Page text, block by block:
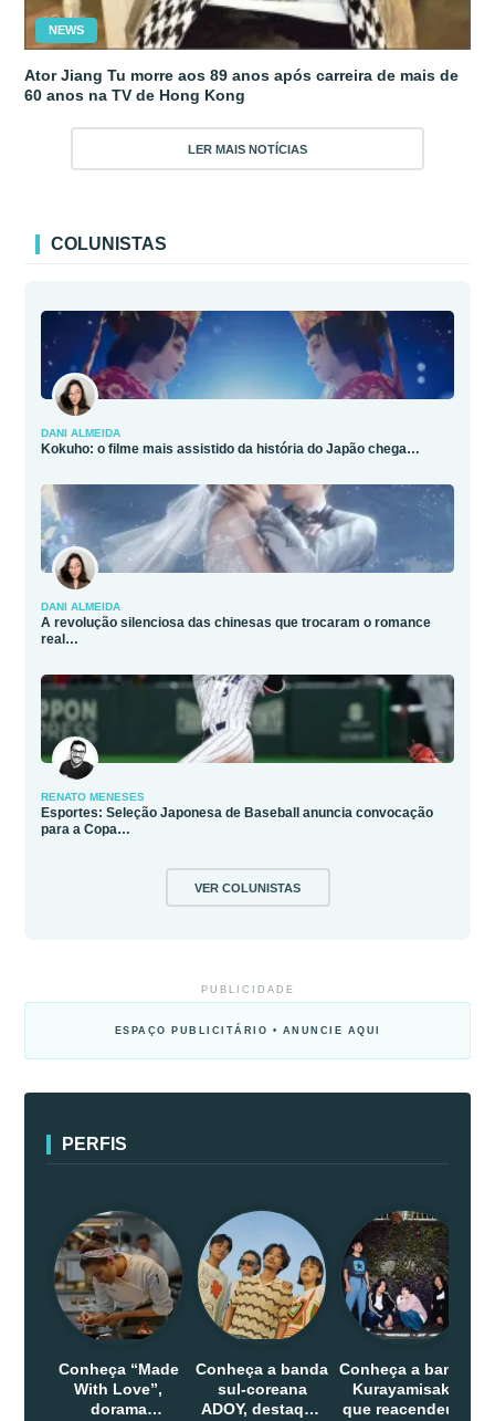
NEWS
Ator Jiang Tu morre aos 89 anos após carreira de mais de
60 anos na TV de Hong Kong
LER MAIS NOTÍCIAS
COLUNISTAS
DANI ALMEIDA
Kokuho: o filme mais assistido da história do Japão chega…
DANI ALMEIDA
A revolução silenciosa das chinesas que trocaram o romance
real…
RENATO MENESES
Esportes: Seleção Japonesa de Baseball anuncia convocação
para a Copa…
VER COLUNISTAS
PUBLICIDADE
ESPAÇO PUBLICITÁRIO • ANUNCIE AQUI
PERFIS
Conheça “Made
With Love”,
dorama
Conheça a banda
sul-coreana
ADOY, destaque
Conheça a banda
Kurayamisaka
que reacendeu o